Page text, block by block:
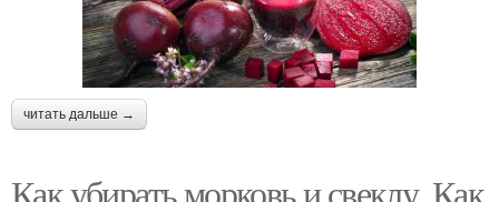
читать дальше →
Как убирать морковь и свеклу. Как